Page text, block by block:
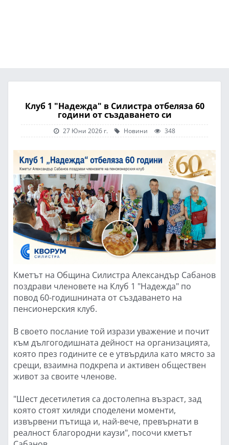
Клуб 1 "Надежда" в Силистра отбеляза 60
години от създаването си
27 Юни 2026 г. Новини 348
Кметът на Община Силистра Александър Сабанов
поздрави членовете на Клуб 1 "Надежда" по
повод 60-годишнината от създаването на
пенсионерския клуб.
В своето послание той изрази уважение и почит
към дългогодишната дейност на организацията,
която през годините се е утвърдила като място за
срещи, взаимна подкрепа и активен обществен
живот за своите членове.
"Шест десетилетия са достолепна възраст, зад
която стоят хиляди споделени моменти,
извървени пътища и, най-вече, превърнати в
реалност благородни каузи", посочи кметът